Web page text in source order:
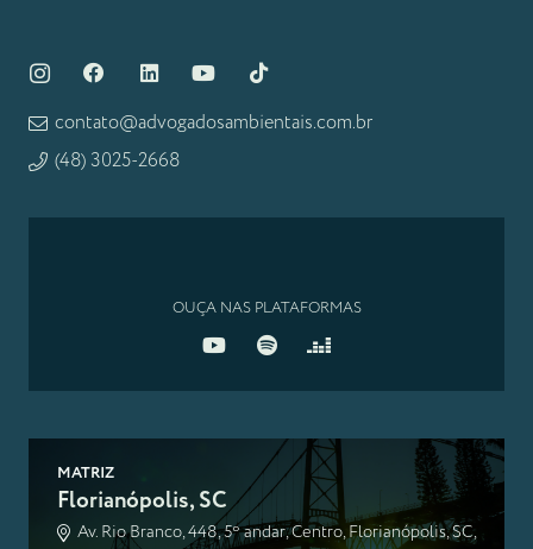
contato@advogadosambientais.com.br
(48) 3025-2668
OUÇA NAS PLATAFORMAS
MATRIZ
Florianópolis, SC
Av. Rio Branco, 448, 5º andar, Centro, Florianópolis, SC,